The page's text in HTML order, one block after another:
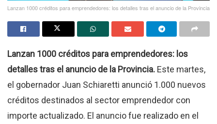
Lanzan 1000 créditos para emprendedores: los detalles tras el anuncio de la Provincia
Lanzan 1000 créditos para emprendedores: los
detalles tras el anuncio de la Provincia. Este martes,
el gobernador Juan Schiaretti anunció 1.000 nuevos
créditos destinados al sector emprendedor con
importe actualizado. El anuncio fue realizado en el